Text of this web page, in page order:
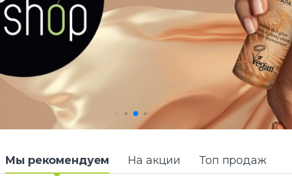
Мы рекомендуем На акции Топ продаж